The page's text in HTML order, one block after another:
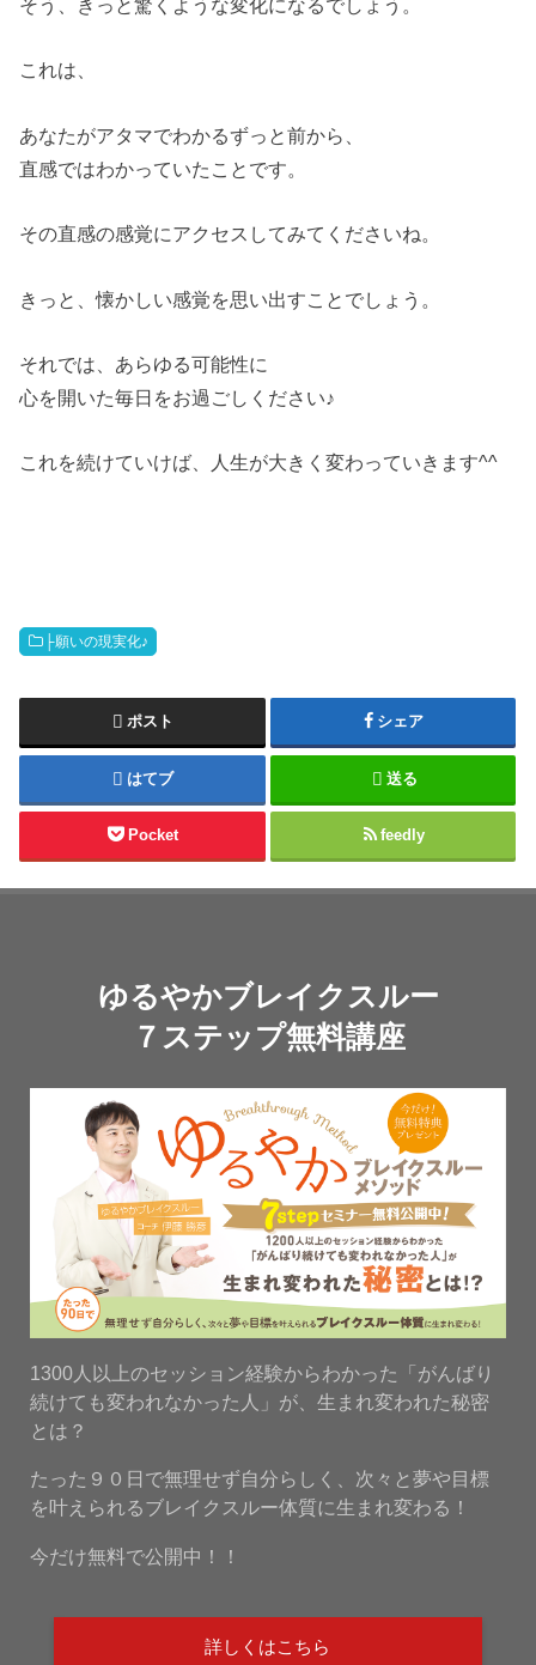
そう、きっと驚くような変化になるでしょう。
これは、
あなたがアタマでわかるずっと前から、
直感ではわかっていたことです。
その直感の感覚にアクセスしてみてくださいね。
きっと、懐かしい感覚を思い出すことでしょう。
それでは、あらゆる可能性に
心を開いた毎日をお過ごしください♪
これを続けていけば、人生が大きく変わっていきます^^
├願いの現実化♪
ポスト シェア
はてブ 送る
Pocket feedly
ゆるやかブレイクスルー
７ステップ無料講座
1300人以上のセッション経験からわかった「がんばり
続けても変われなかった人」が、生まれ変われた秘密
とは？
たった９０日で無理せず自分らしく、次々と夢や目標
を叶えられるブレイクスルー体質に生まれ変わる！
今だけ無料で公開中！！
詳しくはこちら